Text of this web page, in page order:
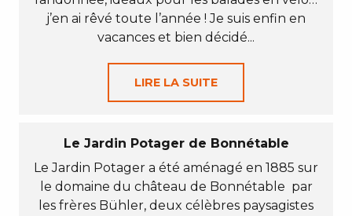
j’en ai rêvé toute l’année ! Je suis enfin en
vacances et bien décidé...
LIRE LA SUITE
Le Jardin Potager de Bonnétable
Le Jardin Potager a été aménagé en 1885 sur
le domaine du château de Bonnétable par
les frères Bühler, deux célèbres paysagistes